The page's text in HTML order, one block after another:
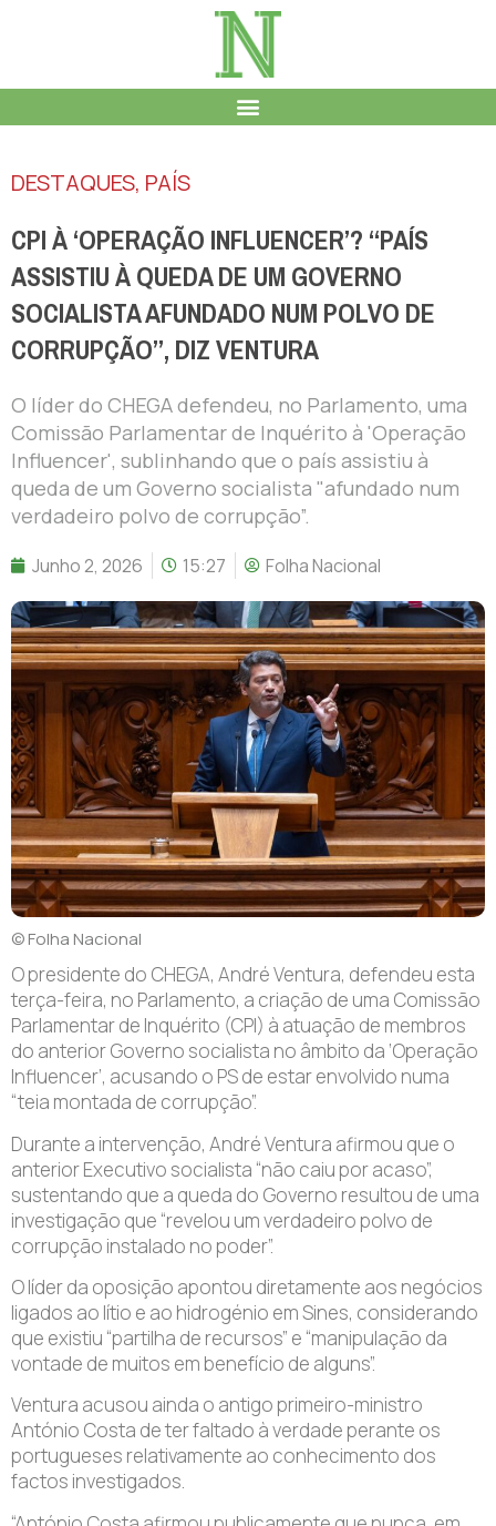
DESTAQUES, PAÍS
CPI À ‘OPERAÇÃO INFLUENCER’? “PAÍS
ASSISTIU À QUEDA DE UM GOVERNO
SOCIALISTA AFUNDADO NUM POLVO DE
CORRUPÇÃO”, DIZ VENTURA
O líder do CHEGA defendeu, no Parlamento, uma
Comissão Parlamentar de Inquérito à 'Operação
Influencer', sublinhando que o país assistiu à
queda de um Governo socialista "afundado num
verdadeiro polvo de corrupção”.
Junho 2, 2026 15:27 Folha Nacional
© Folha Nacional
O presidente do CHEGA, André Ventura, defendeu esta
terça-feira, no Parlamento, a criação de uma Comissão
Parlamentar de Inquérito (CPI) à atuação de membros
do anterior Governo socialista no âmbito da ‘Operação
Influencer’, acusando o PS de estar envolvido numa
“teia montada de corrupção”.
Durante a intervenção, André Ventura afirmou que o
anterior Executivo socialista “não caiu por acaso”,
sustentando que a queda do Governo resultou de uma
investigação que “revelou um verdadeiro polvo de
corrupção instalado no poder”.
O líder da oposição apontou diretamente aos negócios
ligados ao lítio e ao hidrogénio em Sines, considerando
que existiu “partilha de recursos” e “manipulação da
vontade de muitos em benefício de alguns”.
Ventura acusou ainda o antigo primeiro-ministro
António Costa de ter faltado à verdade perante os
portugueses relativamente ao conhecimento dos
factos investigados.